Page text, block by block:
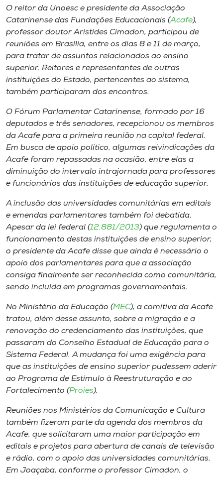
Selecione
A+
O reitor da Unoesc e presidente da Associação
Catarinense das Fundações Educacionais (Acafe),
professor doutor Aristides Cimadon, participou de
reuniões em Brasília, entre os dias 8 e 11 de março,
para tratar de assuntos relacionados ao ensino
superior. Reitores e representantes de outras
instituições do Estado, pertencentes ao sistema,
também participaram dos encontros.
O Fórum Parlamentar Catarinense, formado por 16
deputados e três senadores, recepcionou os membros
da Acafe para a primeira reunião na capital federal.
Em busca de apoio político, algumas reivindicações da
Acafe foram repassadas na ocasião, entre elas a
diminuição do intervalo intrajornada para professores
e funcionários das instituições de educação superior.
A inclusão das universidades comunitárias em editais
e emendas parlamentares também foi debatida.
Apesar da lei federal (12.881/2013) que regulamenta o
funcionamento destas instituições de ensino superior,
o presidente da Acafe disse que ainda é necessário o
apoio dos parlamentares para que a associação
consiga finalmente ser reconhecida como comunitária,
sendo incluída em programas governamentais.
No Ministério da Educação (MEC), a comitiva da Acafe
tratou, além desse assunto, sobre a migração e a
renovação do credenciamento das instituições, que
passaram do Conselho Estadual de Educação para o
Sistema Federal. A mudança foi uma exigência para
que as instituições de ensino superior pudessem aderir
ao Programa de Estímulo à Reestruturação e ao
Fortalecimento (Proies).
Reuniões nos Ministérios da Comunicação e Cultura
também fizeram parte da agenda dos membros da
Acafe, que solicitaram uma maior participação em
editais e projetos para abertura de canais de televisão
e rádio, com o apoio das universidades comunitárias.
Em Joaçaba, conforme o professor Cimadon, o